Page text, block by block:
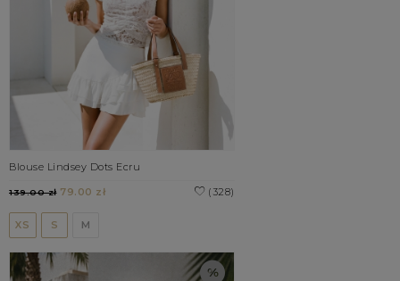
Blouse Lindsey Dots Ecru
(328)
139.00 zł79.00 zł
XS S M